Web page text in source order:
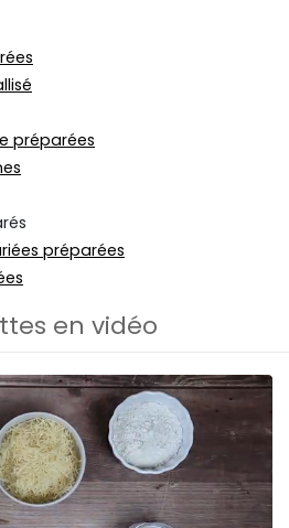
préparées
préparées
en vidéo